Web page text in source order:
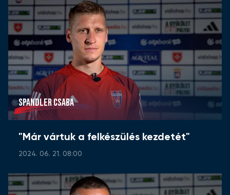
SPANDLER CSABA
"Már vártuk a felkészülés kezdetét"
2024. 06. 21. 08:00